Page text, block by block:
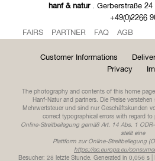
hanf & natur. Gerberstraße 24
+49(0)2266
FAIRS
PARTNER FAQ AGB
Customer Informations
Privacy
The photography and contents of this home
Hanf-Natur and partners. Die Preise
Mehrwertsteuer und sind nur Geschäftskunden
correct typographical errors with regard to
Online-Streitbeilegung gemäß Art. 14 Abs. 1
stellt eine
Plattform zur Online-Streitbeilegung
https://ec.europa.eu/
Besucher: 28 letzte Stunde. Generated in 0,056 s